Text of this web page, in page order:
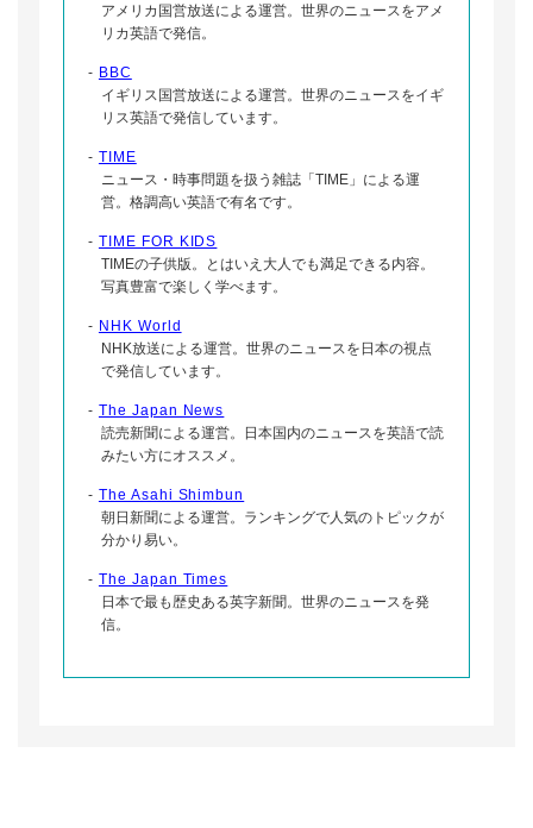
アメリカ国営放送による運営。世界のニュースをアメ
リカ英語で発信。
- BBC
イギリス国営放送による運営。世界のニュースをイギ
リス英語で発信しています。
- TIME
ニュース・時事問題を扱う雑誌「TIME」による運
営。格調高い英語で有名です。
- TIME FOR KIDS
TIMEの子供版。とはいえ大人でも満足できる内容。
写真豊富で楽しく学べます。
- NHK World
NHK放送による運営。世界のニュースを日本の視点
で発信しています。
- The Japan News
読売新聞による運営。日本国内のニュースを英語で読
みたい方にオススメ。
- The Asahi Shimbun
朝日新聞による運営。ランキングで人気のトピックが
分かり易い。
- The Japan Times
日本で最も歴史ある英字新聞。世界のニュースを発
信。